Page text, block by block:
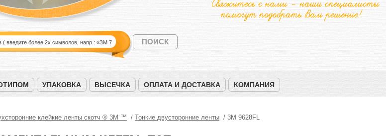
УПАКОВКА ВЫСЕЧКА ОПЛАТА И ДОСТАВКА КОМПАНИЯ
клейкие ленты скотч ® 3M ™ Тонкие двусторонние ленты 3M 9628FL